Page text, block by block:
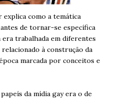
como a temática
de tornar-se específica
trabalhada em diferentes
à construção da
marcada por conceitos e
da mídia gay era o de